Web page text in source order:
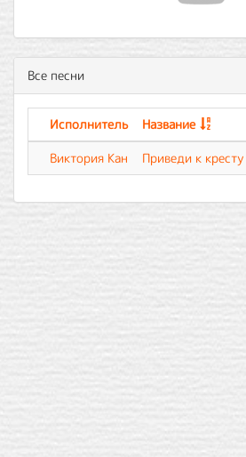
Все песни
Исполнитель Название
Виктория Кан
Приведи к кресту